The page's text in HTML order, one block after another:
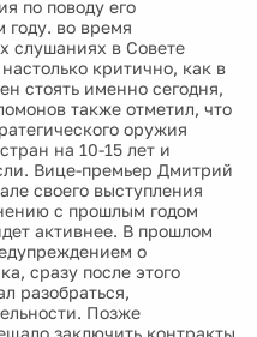
по поводу его
году. во время
слушаниях в Совете
критично, как в
стоять именно сегодня,
также отметил, что
оружия
на 10-15 лет и
Вице-премьер Дмитрий
своего выступления
с прошлым годом
активнее. В прошлом
о
сразу после этого
разобраться,
Позже